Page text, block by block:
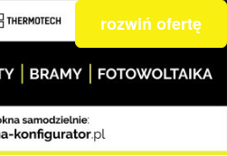
rozwiń ofertę